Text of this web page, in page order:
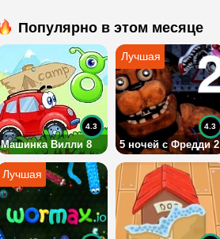
Популярно в этом месяце
Машинка Вилли 8
4.3
5 ночей с Фредди 2
4.3